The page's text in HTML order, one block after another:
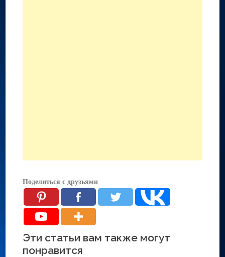
Поделиться с друзьями
Эти статьи вам также могут
понравится